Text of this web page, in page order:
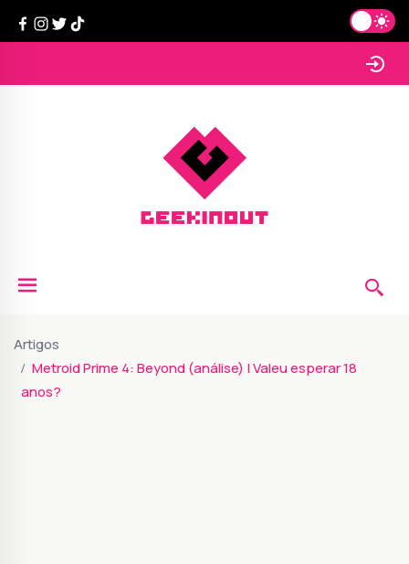
Artigos
Metroid Prime 4: Beyond (análise) | Valeu esperar 18
anos?